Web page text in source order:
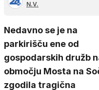
N.V.
Nedavno se je na
parkirišču ene od
gospodarskih družb
območju Mosta na
zgodila tragična